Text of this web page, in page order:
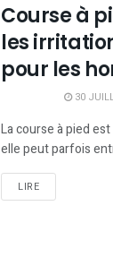
Course à
les
pour les
30
La course à pied
elle peut parfois
LIRE